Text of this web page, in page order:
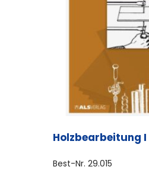
Holzbearbeitung I
Best-Nr. 29.015